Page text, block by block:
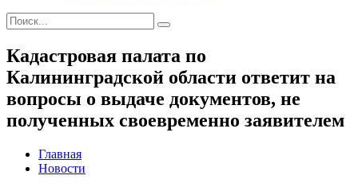
Кадастровая палата по
Калининградской области ответит на
вопросы о выдаче документов, не
полученных своевременно заявителем
Главная
Новости